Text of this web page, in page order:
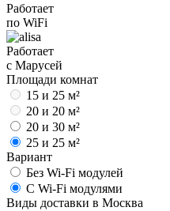
Работает
по WiFi
Работает
с Марусей
Площади комнат
15 и 25 м²
20 и 20 м²
20 и 30 м²
25 и 25 м²
Вариант
Без Wi-Fi модулей
С Wi-Fi модулями
Виды доставки в Москва